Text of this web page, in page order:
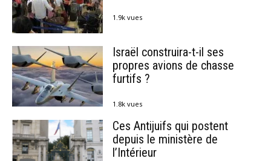
1.9k vues
Israël construira-t-il ses
propres avions de chasse
furtifs ?
1.8k vues
Ces Antijuifs qui postent
depuis le ministère de
l’Intérieur